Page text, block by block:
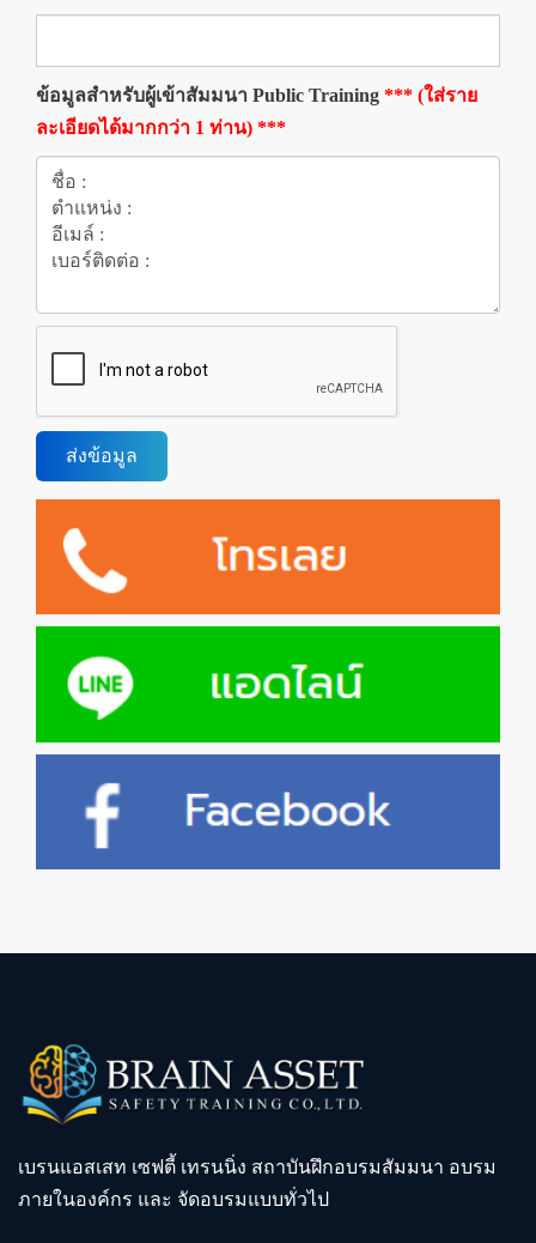
ข้อมูลสำหรับผู้เข้าสัมมนา Public Training *** (ใส่ราย
ละเอียดได้มากกว่า 1 ท่าน) ***
ส่งข้อมูล
เบรนแอสเสท เซฟตี้ เทรนนิ่ง สถาบันฝึกอบรมสัมมนา อบรม
ภายในองค์กร และ จัดอบรมแบบทั่วไป